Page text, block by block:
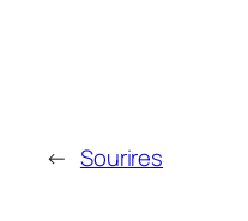
← Sourires